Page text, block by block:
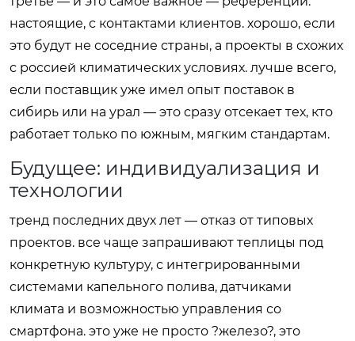
настоящие, с контактами клиентов. хорошо, если
это будут не соседние страны, а проекты в схожих
с россией климатических условиях. лучше всего,
если поставщик уже имел опыт поставок в
сибирь или на урал — это сразу отсекает тех, кто
работает только по южным, мягким стандартам.
Будущее: индивидуализация и
технологии
тренд последних двух лет — отказ от типовых
проектов. все чаще запрашивают теплицы под
конкретную культуру, с интегрированными
системами капельного полива, датчиками
климата и возможностью управления со
смартфона. это уже не просто ?железо?, это